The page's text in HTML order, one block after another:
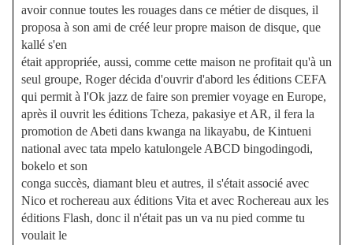
avoir connue toutes les rouages dans ce métier de disques, il
proposa à son ami de créé leur propre maison de disque, que
kallé s'en
était appropriée, aussi, comme cette maison ne profitait qu'à un
seul groupe, Roger décida d'ouvrir d'abord les éditions CEFA
qui permit à l'Ok jazz de faire son premier voyage en Europe,
après il ouvrit les éditions Tcheza, pakasiye et AR, il fera la
promotion de Abeti dans kwanga na likayabu, de Kintueni
national avec tata mpelo katulongele ABCD bingodingodi,
bokelo et son
conga succès, diamant bleu et autres, il s'était associé avec
Nico et rochereau aux éditions Vita et avec Rochereau aux les
éditions Flash, donc il n'était pas un va nu pied comme tu
voulait le